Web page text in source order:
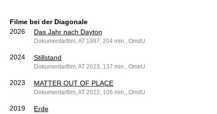
Filme bei der Diagonale
2026
Das Jahr nach Dayton
Dokumentarfilm, AT 1997, 204 min., OmdU
2024 Stillstand
Dokumentarfilm, AT 2023, 137 min., OmeU
2023 MATTER OUT OF PLACE
Dokumentarfilm, AT 2022, 106 min., OmdU
2019 Erde